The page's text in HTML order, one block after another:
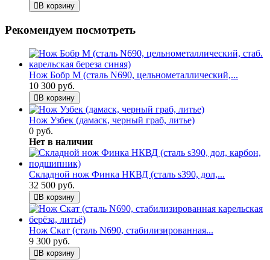
В корзину
Рекомендуем посмотреть
Нож Бобр М (сталь N690, цельнометаллический,...
10 300 руб.
В корзину
Нож Узбек (дамаск, черный граб, литье)
0 руб.
Нет в наличии
Складной нож Финка НКВД (сталь s390, дол,...
32 500 руб.
В корзину
Нож Скат (сталь N690, стабилизированная...
9 300 руб.
В корзину